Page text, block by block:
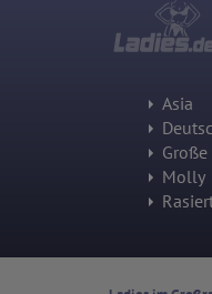
Asia
Große
Molly